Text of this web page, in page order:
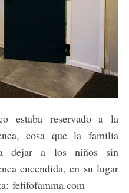
estaba reservado a la
cosa que la familia
dejar a los niños sin
encendida, en su lugar
fefifofamma.com